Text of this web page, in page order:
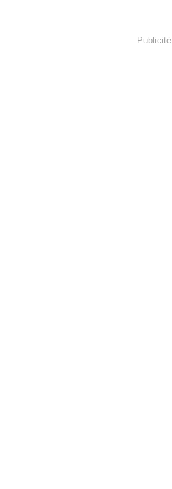
Publicité